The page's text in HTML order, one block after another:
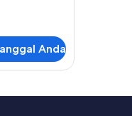
Anda